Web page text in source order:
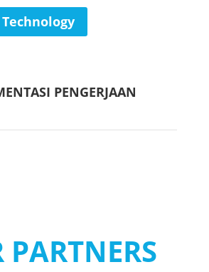
Technology
PENGERJAAN
PARTNERS